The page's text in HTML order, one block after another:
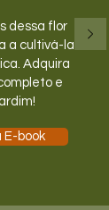
dessa flor
a cultivá-la
Adquira
e
E-book